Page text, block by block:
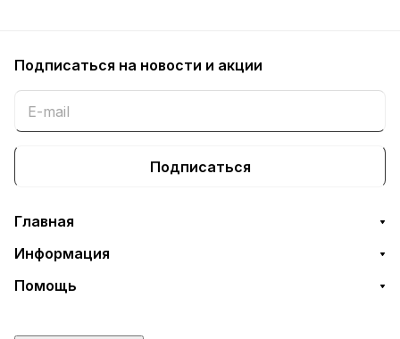
Подписаться на новости и акции
Подписаться
Главная
Информация
Помощь